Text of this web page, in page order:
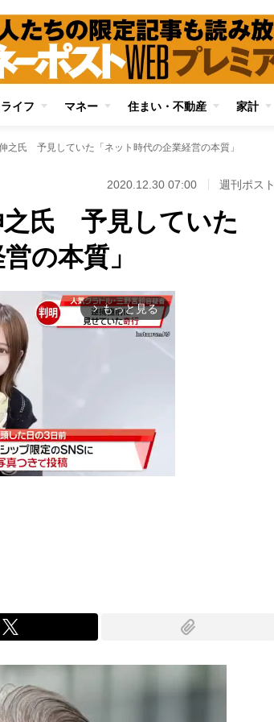
ライフ マネー 住まい・不動産 家計
之氏 予見していた「ネット時代の企業経営の本質」
2020.12.30 07:00 週刊ポスト
之氏 予見していた
の本質」
arrow_forward_ios もっと見る